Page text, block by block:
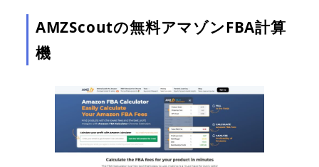
AMZScoutの無料アマゾンFBA計算
機